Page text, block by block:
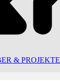
& PROJEKTE